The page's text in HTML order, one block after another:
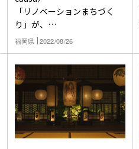
「リノベーションまちづく
り」が、
ここから始まる
福岡県 2022/08/26